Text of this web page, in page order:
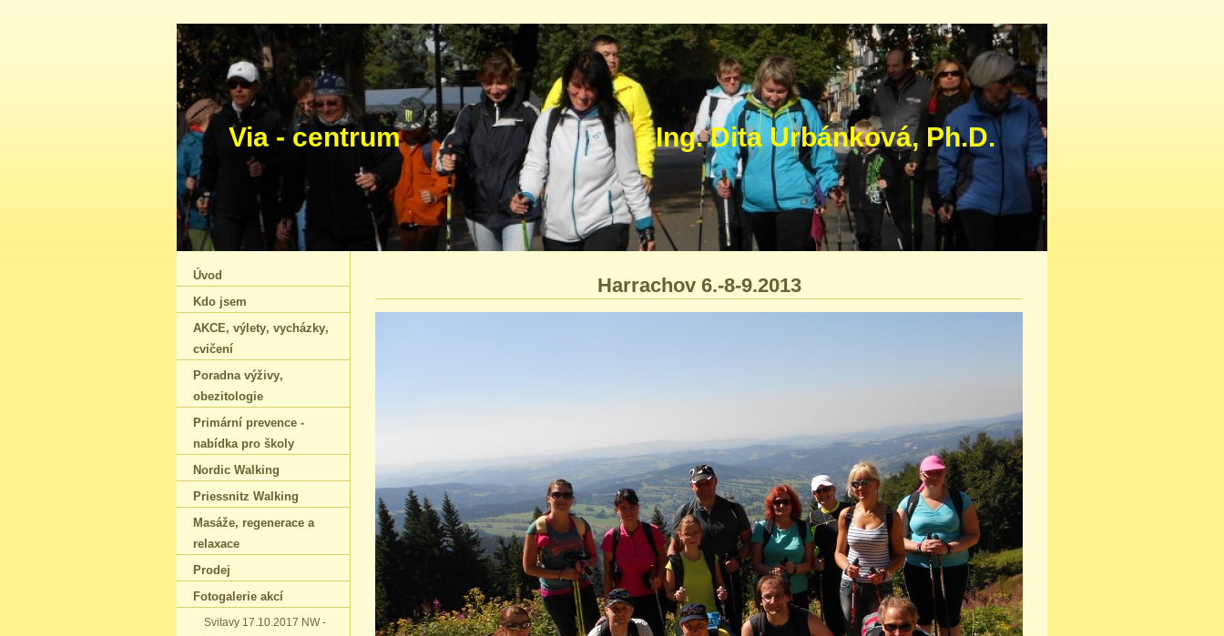
Via - centrum Ing. Dita Urbánková‚ Ph.D.
Harrachov 6.-8-9.2013
Úvod
Kdo jsem
AKCE‚ výlety‚ vycházky‚
cvičení
Poradna výživy‚
obezitologie
Primární prevence -
nabídka pro školy
Nordic Walking
Priessnitz Walking
Masáže‚ regenerace a
relaxace
Prodej
Fotogalerie akcí
Svitavy 17.10.2017 NW -